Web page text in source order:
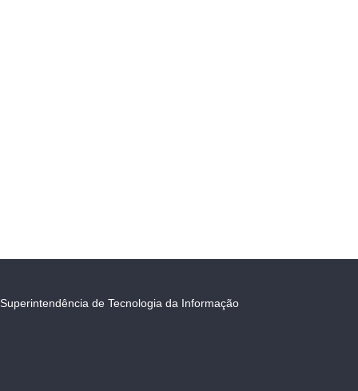
Superintendência de Tecnologia da Informação